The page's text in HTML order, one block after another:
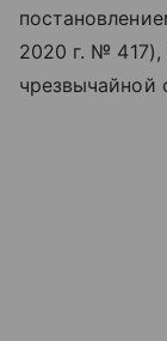
2020 г. № 417),
чрезвычайной